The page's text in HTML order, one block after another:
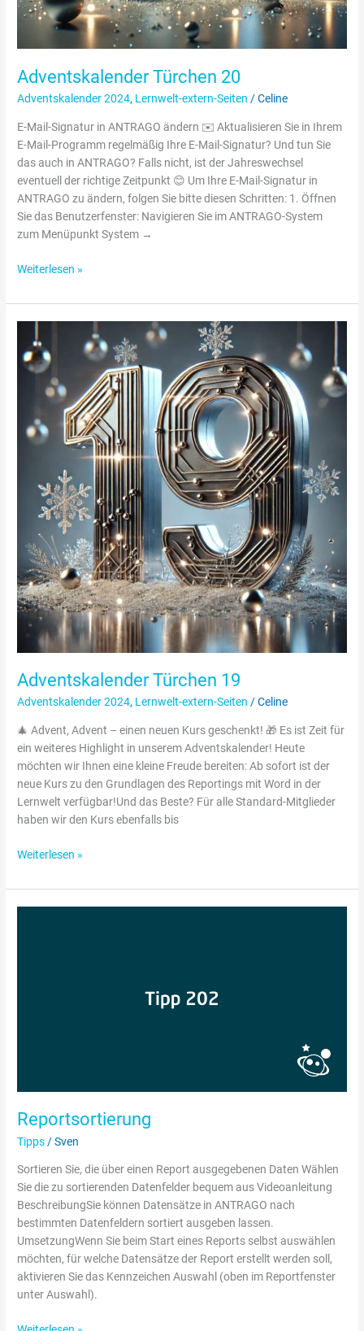
Adventskalender Türchen 20
Adventskalender 2024, Lernwelt-extern-Seiten /Celine
E-Mail-Signatur in ANTRAGO ändern ✉️ Aktualisieren Sie in Ihrem
E-Mail-Programm regelmäßig Ihre E-Mail-Signatur? Und tun Sie
das auch in ANTRAGO? Falls nicht, ist der Jahreswechsel
eventuell der richtige Zeitpunkt 😊 Um Ihre E-Mail-Signatur in
ANTRAGO zu ändern, folgen Sie bitte diesen Schritten: 1. Öffnen
Sie das Benutzerfenster: Navigieren Sie im ANTRAGO-System
zum Menüpunkt System →
Weiterlesen »
Adventskalender Türchen 19
Adventskalender 2024, Lernwelt-extern-Seiten /Celine
🎄 Advent, Advent – einen neuen Kurs geschenkt! 🎁 Es ist Zeit für
ein weiteres Highlight in unserem Adventskalender! Heute
möchten wir Ihnen eine kleine Freude bereiten: Ab sofort ist der
neue Kurs zu den Grundlagen des Reportings mit Word in der
Lernwelt verfügbar!Und das Beste? Für alle Standard-Mitglieder
haben wir den Kurs ebenfalls bis
Adventskalender
Türchen
19
Weiterlesen »
Reportsortierung
Tipps /Sven
Sortieren Sie, die über einen Report ausgegebenen Daten Wählen
Sie die zu sortierenden Datenfelder bequem aus Videoanleitung
BeschreibungSie können Datensätze in ANTRAGO nach
bestimmten Datenfeldern sortiert ausgeben lassen.
UmsetzungWenn Sie beim Start eines Reports selbst auswählen
möchten, für welche Datensätze der Report erstellt werden soll,
aktivieren Sie das Kennzeichen Auswahl (oben im Reportfenster
unter Auswahl).